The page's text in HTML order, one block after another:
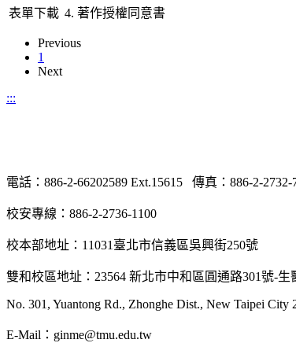
表單下載 4. 著作授權同意書
Previous
1
Next
:::
電話：886-2-66202589 Ext.15615 傳真：886-2-2732-
校安專線：886-2-2736-1100
校本部地址：11031臺北市信義區吳興街250號
雙和校區地址：23564 新北市中和區圓通路301號-
No. 301, Yuantong Rd., Zhonghe Dist., New Taipei City
E-Mail：ginme@tmu.edu.tw